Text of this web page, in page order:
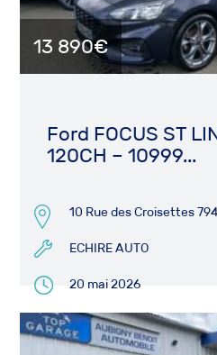
13 890€
Ford FOCUS ST
120CH – 10999...
10 Rue des Croisettes
ECHIRE AUTO
20 mai 2026